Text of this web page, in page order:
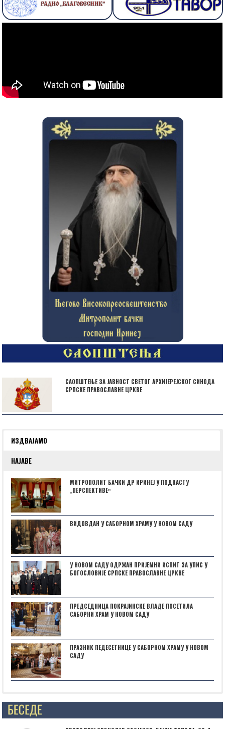
САОПШТЕЊЕ ЗА ЈАВНОСТ СВЕТОГ АРХИЈЕРЕЈСКОГ СИНОДА
СРПСКЕ ПРАВОСЛАВНЕ ЦРКВЕ
ИЗДВАЈАМО
НАЈАВЕ
МИТРОПОЛИТ БАЧКИ ДР ИРИНЕЈ У ПОДКАСТУ
„ПЕРСПЕКТИВЕˮ
ВИДОВДАН У САБОРНОМ ХРАМУ У НОВОМ САДУ
У НОВОМ САДУ ОДРЖАН ПРИЈЕМНИ ИСПИТ ЗА УПИС У
БОГОСЛОВИЈЕ СРПСКЕ ПРАВОСЛАВНЕ ЦРКВЕ
ПРЕДСЕДНИЦА ПОКРАЈИНСКЕ ВЛАДЕ ПОСЕТИЛА
САБОРНИ ХРАМ У НОВОМ САДУ
ПРАЗНИК ПЕДЕСЕТНИЦЕ У САБОРНОМ ХРАМУ У НОВОМ
САДУ
Posts not found